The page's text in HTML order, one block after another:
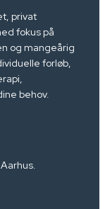
privat
fokus på
og mangeårig
forløb,
behov.